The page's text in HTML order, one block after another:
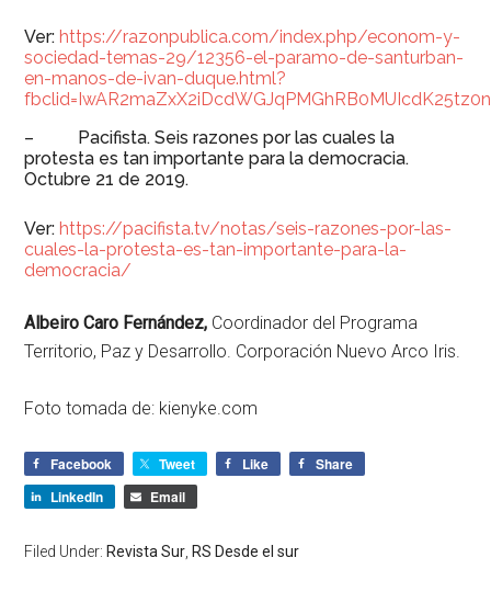
Ver:https://razonpublica.com/index.php/econom-y-
sociedad-temas-29/12356-el-paramo-de-santurban-
en-manos-de-ivan-duque.html?
– Pacifista. Seis razones por las cuales la
protesta es tan importante para la democracia.
Octubre 21 de 2019.
Ver:https://pacifista.tv/notas/seis-razones-por-las-
cuales-la-protesta-es-tan-importante-para-la-
democracia/
Albeiro Caro Fernández, Coordinador del Programa
Territorio, Paz y Desarrollo. Corporación Nuevo Arco Iris.
Foto tomada de: kienyke.com
Facebook Tweet Like
Share
LinkedIn
Email
Filed Under: Revista Sur RS Desde el sur